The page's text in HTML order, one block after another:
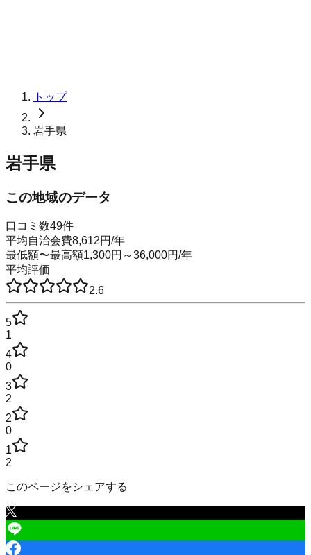
トップ
岩手県
岩手県
この地域のデータ
口コミ数49件
平均自治会費8,612円/年
最低額〜最高額1,300円～36,000円/年
平均評価
2.6
5
1
4
0
3
2
2
0
1
2
このページをシェアする